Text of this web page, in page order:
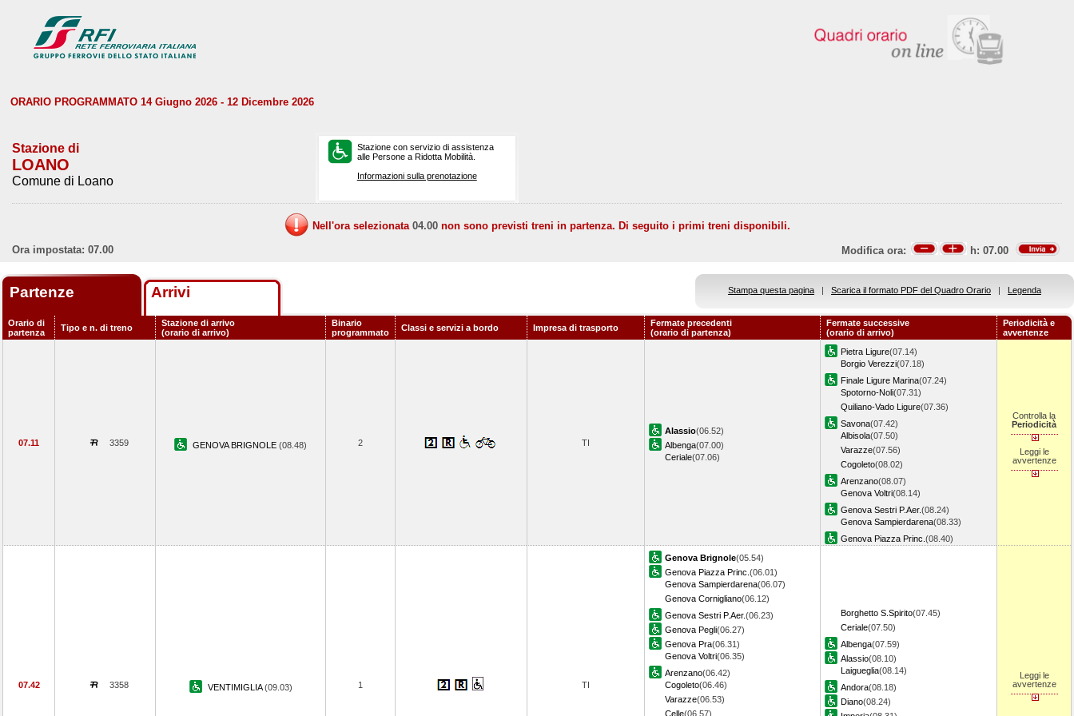
ORARIO PROGRAMMATO 14 Giugno 2026 - 12 Dicembre 2026
Stazione di
LOANO
Comune di Loano
Stazione con servizio di assistenza
alle Persone a Ridotta Mobilità.
Informazioni sulla prenotazione
Nell'ora selezionata 04.00 non sono previsti treni in partenza. Di seguito i primi treni disponibili.
Ora impostata: 07.00
Modifica ora: h: 07.00
Partenze Arrivi Stampa questa pagina | Scarica il formato PDF del Quadro Orario | Legenda
Orario di
partenza
Tipo e n. di treno
Stazione di arrivo
(orario di arrivo)
Binario
programmato
Classi e servizi a bordo Impresa di trasporto
Fermate precedenti
(orario di partenza)
Fermate successive
(orario di arrivo)
Periodicità e
avvertenze
07.11 3359 GENOVA BRIGNOLE (08.48) 2 TI
Alassio(06.52)
Albenga(07.00)
Ceriale(07.06)
Pietra Ligure(07.14)
Borgio Verezzi(07.18)
Finale Ligure Marina(07.24)
Spotorno-Noli(07.31)
Quiliano-Vado Ligure(07.36)
Savona(07.42)
Albisola(07.50)
Varazze(07.56)
Cogoleto(08.02)
Arenzano(08.07)
Genova Voltri(08.14)
Genova Sestri P.Aer.(08.24)
Genova Sampierdarena(08.33)
Genova Piazza Princ. (08.40)
Controlla la
Periodicità
Leggi le
avvertenze
07.42 3358 VENTIMIGLIA(09.03) 1 TI
Genova Brignole(05.54)
Genova Piazza Princ. (06.01)
Genova Sampierdarena(06.07)
Genova Cornigliano(06.12)
Genova Sestri P.Aer.(06.23)
Genova Pegli(06.27)
Genova Pra(06.31)
Genova Voltri(06.35)
Arenzano(06.42)
Cogoleto(06.46)
Varazze(06.53)
Celle(06.57)
Borghetto S.Spirito(07.45)
Ceriale(07.50)
Albenga(07.59)
Alassio(08.10)
Laigueglia(08.14)
Andora(08.18)
Diano(08.24)
Leggi le
avvertenze